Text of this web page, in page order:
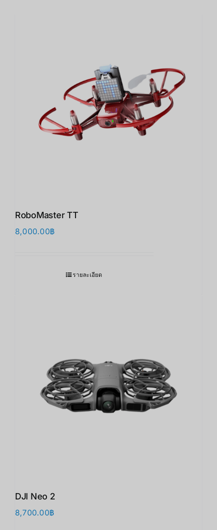
RoboMaster TT
8,000.00฿
รายละเอียด
DJI Neo 2
8,700.00฿